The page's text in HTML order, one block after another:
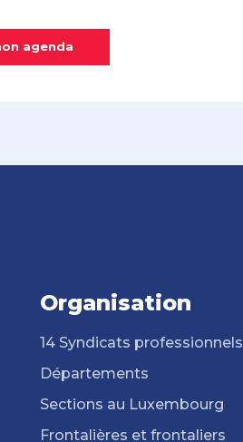
agenda
Organisation
14 Syndicats professionnels
Départements
Sections au Luxembourg
Frontalières et frontaliers